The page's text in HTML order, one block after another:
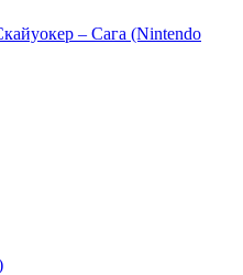
– Сага (Nintendo